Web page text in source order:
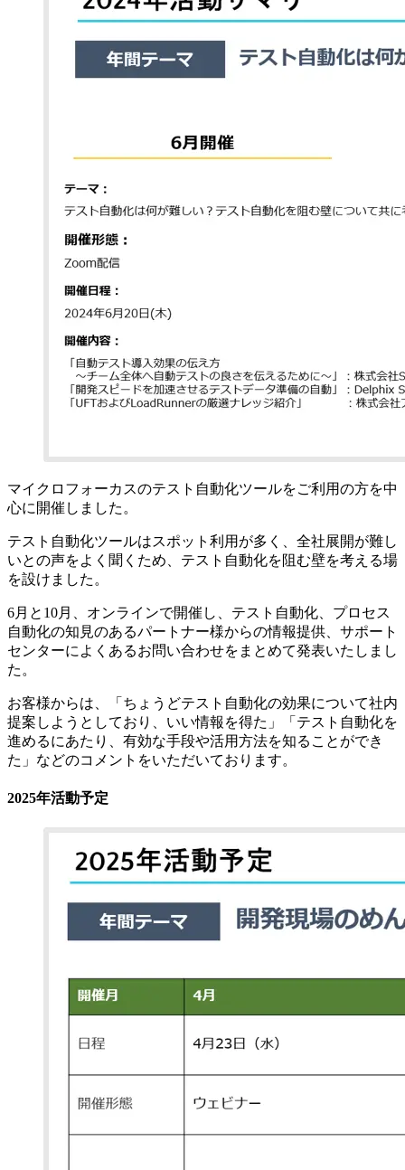
マイクロフォーカスのテスト自動化ツールをご利用の方を中
心に開催しました。
テスト自動化ツールはスポット利用が多く、全社展開が難し
いとの声をよく聞くため、テスト自動化を阻む壁を考える場
を設けました。
6月と10月、オンラインで開催し、テスト自動化、プロセス
自動化の知見のあるパートナー様からの情報提供、サポート
センターによくあるお問い合わせをまとめて発表いたしまし
た。
お客様からは、「ちょうどテスト自動化の効果について社内
提案しようとしており、いい情報を得た」「テスト自動化を
進めるにあたり、有効な手段や活用方法を知ることができ
た」などのコメントをいただいております。
2025年活動予定